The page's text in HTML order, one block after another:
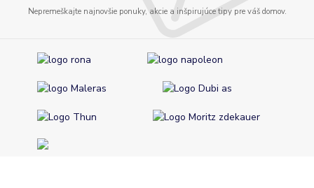
Nepremeškajte najnovšie ponuky, akcie a inšpirujúce tipy pre váš domov.